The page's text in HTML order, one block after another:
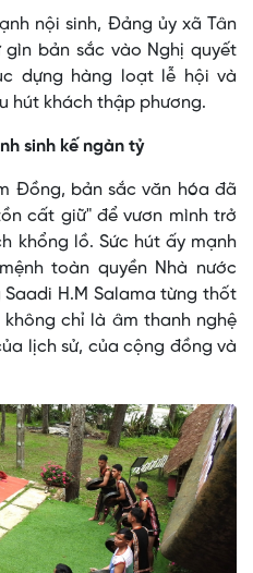
nội sinh, Đảng ủy xã Tân
gìn bản sắc vào Nghị quyết
dựng hàng loạt lễ hội và
hút khách thập phương.
sinh kế ngàn tỷ
Đồng, bản sắc văn hóa đã
cất giữ" để vươn mình trở
khổng lồ. Sức hút ấy mạnh
toàn quyền Nhà nước
Saadi H.M Salama từng thốt
không chỉ là âm thanh nghệ
lịch sử, của cộng đồng và